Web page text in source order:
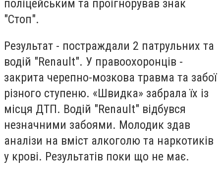
поліцейським та проігнорував знак
"Стоп".
Результат - постраждали 2 патрульних та
водій "Renault". У правоохоронців -
закрита черепно-мозкова травма та забої
різного ступеню. «Швидка» забрала їх із
місця ДТП. Водій "Renault" відбувся
незначними забоями. Молодик здав
аналізи на вміст алкоголю та наркотиків
у крові. Результатів поки що не має.